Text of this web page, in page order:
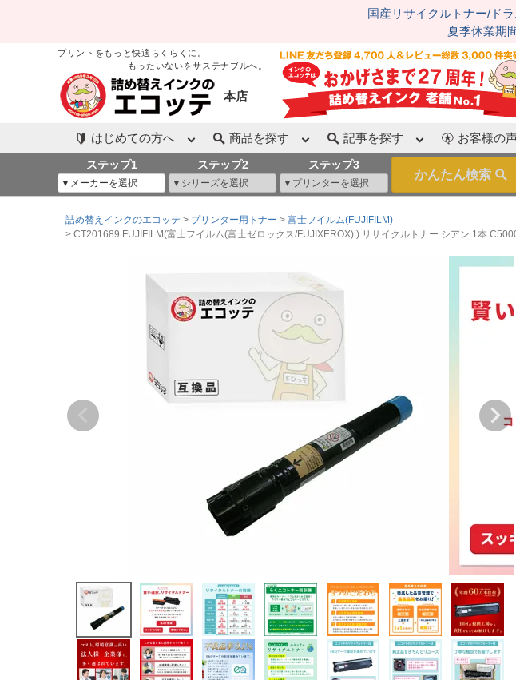
国産リサイクルトナー/ド
夏季休業期
プリントをもっと快適らくらくに。
もったいないをサステナブルへ。
本店
はじめての方へ 商品を探す 記事を探す お客様の
ステップ1 ステップ2 ステップ3
詰め替えインクのエコッテ プリンター用トナー
富士フイルム(FUJIFILM)
CT201689 FUJIFILM(富士フイルム(富士ゼロックス/FUJIXEROX) ) リサイクルトナー シアン 1本